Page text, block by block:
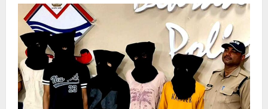
बहू
की
दहेज
हत्या
में
चचिया
ससुर
उम्रकैद